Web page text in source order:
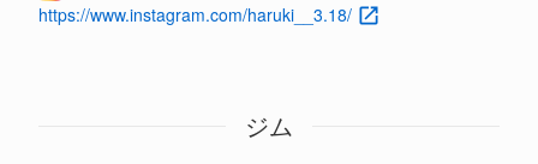
https://www.instagram.com/haruki__3.18/
ジム